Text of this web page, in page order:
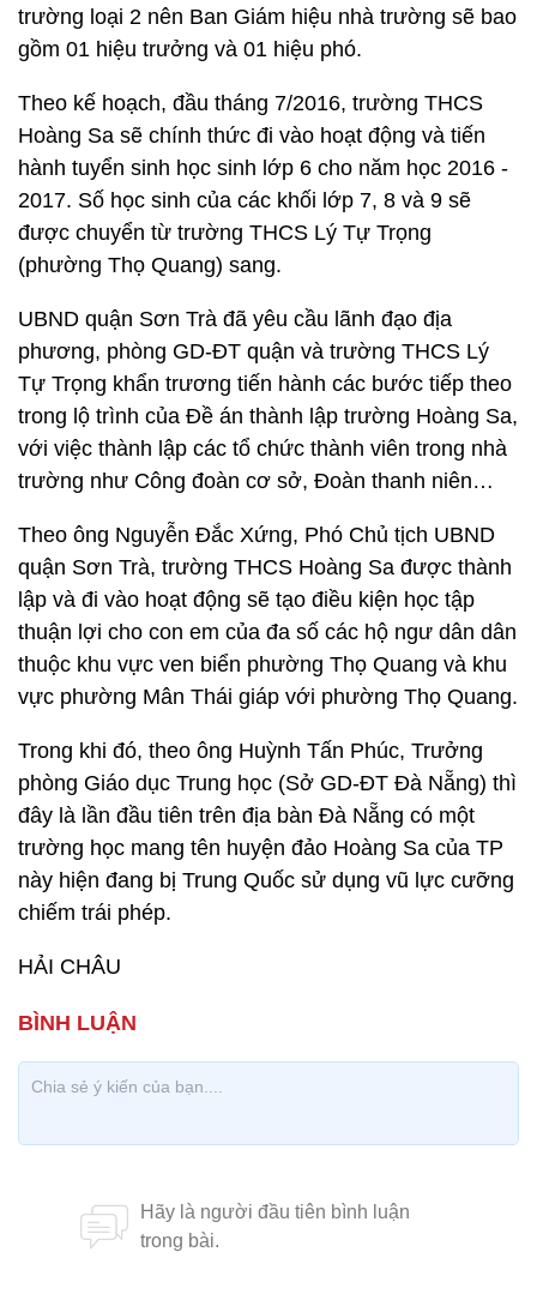
trường loại 2 nên Ban Giám hiệu nhà trường sẽ bao
gồm 01 hiệu trưởng và 01 hiệu phó.
Theo kế hoạch, đầu tháng 7/2016, trường THCS
Hoàng Sa sẽ chính thức đi vào hoạt động và tiến
hành tuyển sinh học sinh lớp 6 cho năm học 2016 -
2017. Số học sinh của các khối lớp 7, 8 và 9 sẽ
được chuyển từ trường THCS Lý Tự Trọng
(phường Thọ Quang) sang.
UBND quận Sơn Trà đã yêu cầu lãnh đạo địa
phương, phòng GD-ĐT quận và trường THCS Lý
Tự Trọng khẩn trương tiến hành các bước tiếp theo
trong lộ trình của Đề án thành lập trường Hoàng Sa,
với việc thành lập các tổ chức thành viên trong nhà
trường như Công đoàn cơ sở, Đoàn thanh niên…
Theo ông Nguyễn Đắc Xứng, Phó Chủ tịch UBND
quận Sơn Trà, trường THCS Hoàng Sa được thành
lập và đi vào hoạt động sẽ tạo điều kiện học tập
thuận lợi cho con em của đa số các hộ ngư dân dân
thuộc khu vực ven biển phường Thọ Quang và khu
vực phường Mân Thái giáp với phường Thọ Quang.
Trong khi đó, theo ông Huỳnh Tấn Phúc, Trưởng
phòng Giáo dục Trung học (Sở GD-ĐT Đà Nẵng) thì
đây là lần đầu tiên trên địa bàn Đà Nẵng có một
trường học mang tên huyện đảo Hoàng Sa của TP
này hiện đang bị Trung Quốc sử dụng vũ lực cưỡng
chiếm trái phép.
HẢI CHÂU